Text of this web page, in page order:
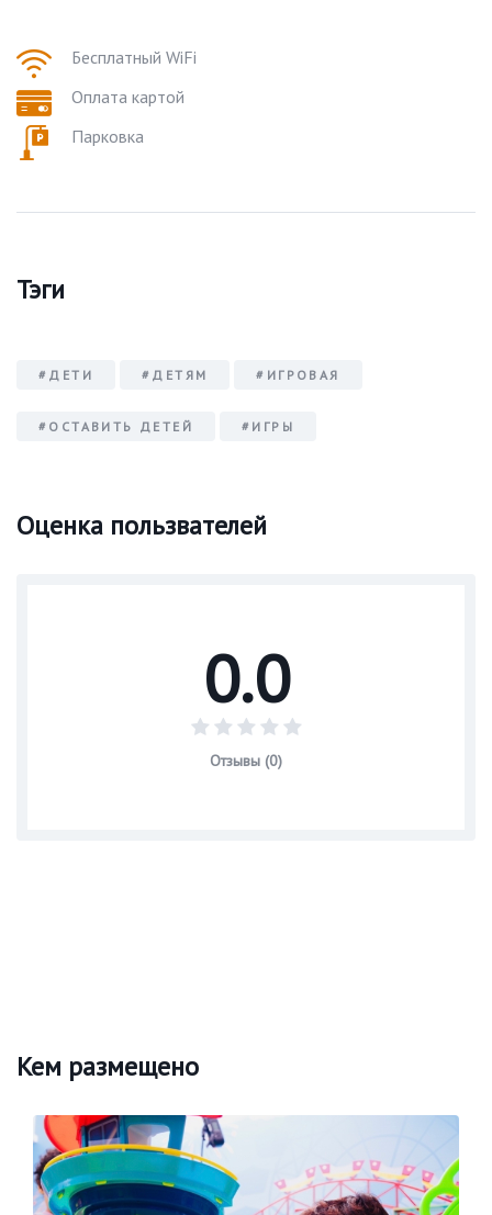
Бесплатный WiFi
Оплата картой
Парковка
Тэги
#ДЕТИ #ДЕТЯМ #ИГРОВАЯ
#ОСТАВИТЬ ДЕТЕЙ #ИГРЫ
Оценка пользвателей
0.0
Отзывы (0)
Кем размещено